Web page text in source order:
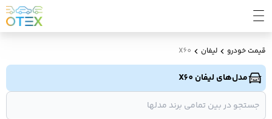
قیمت خودرو لیفان X60
مدل‌های لیفان X60